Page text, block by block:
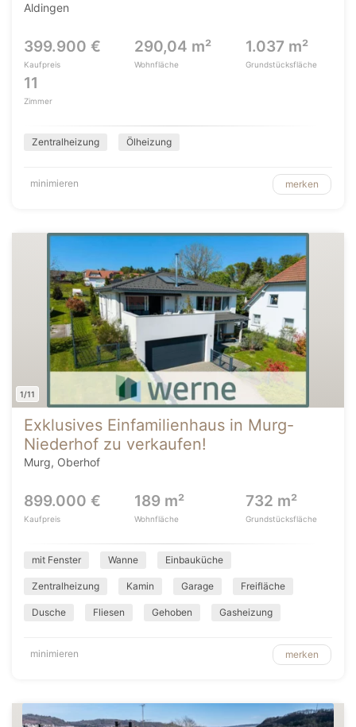
Aldingen
399.900 €
Kaufpreis
290,04 m²
Wohnfläche
1.037 m²
Grundstücksfläche
11
Zimmer
Zentralheizung Ölheizung
minimieren merken
1/11
Exklusives Einfamilienhaus in Murg-
Niederhof zu verkaufen!
Murg, Oberhof
899.000 €
Kaufpreis
189 m²
Wohnfläche
732 m²
Grundstücksfläche
mit Fenster Wanne Einbauküche
Zentralheizung Kamin Garage Freifläche
Dusche Fliesen Gehoben Gasheizung
minimieren merken